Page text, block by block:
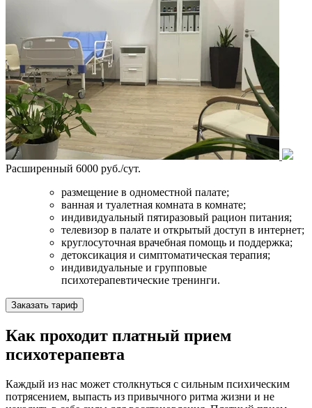
Расширенный 6000 руб./сут.
размещение в одноместной палате;
ванная и туалетная комната в комнате;
индивидуальный пятиразовый рацион питания;
телевизор в палате и открытый доступ в интернет;
круглосуточная врачебная помощь и поддержка;
детоксикация и симптоматическая терапия;
индивидуальные и групповые
психотерапевтические тренинги.
Заказать тариф
Как проходит платный прием
психотерапевта
Каждый из нас может столкнуться с сильным психическим
потрясением, выпасть из привычного ритма жизни и не